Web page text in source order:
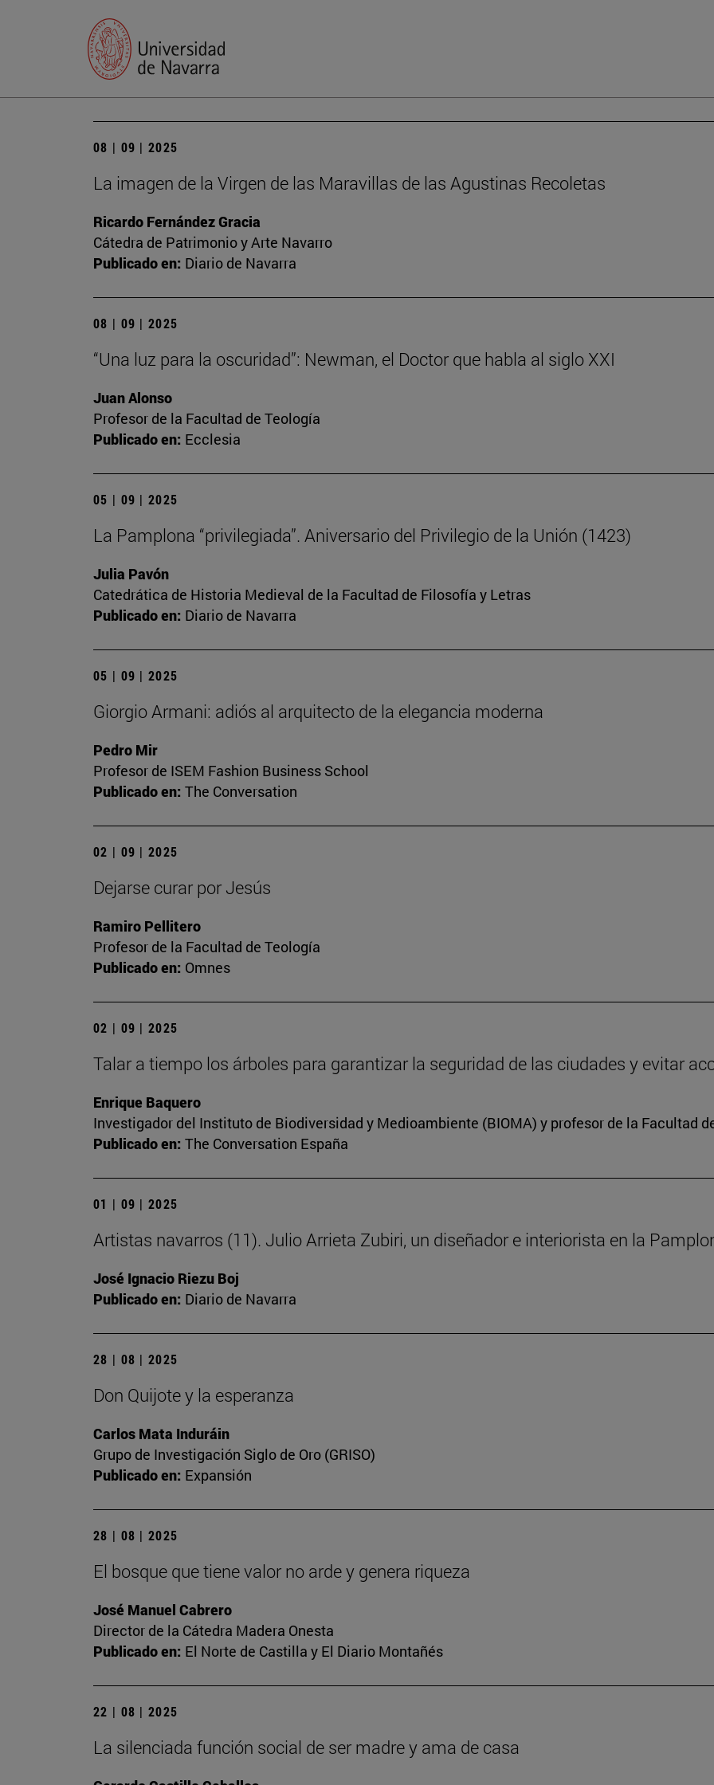
08 | 09 | 2025
La imagen de la Virgen de las Maravillas de las Agustinas Recoletas
Ricardo Fernández Gracia
Cátedra de Patrimonio y Arte Navarro
Publicado en: Diario de Navarra
08 | 09 | 2025
“Una luz para la oscuridad”: Newman, el Doctor que habla al siglo XXI
Juan Alonso
Profesor de la Facultad de Teología
Publicado en: Ecclesia
05 | 09 | 2025
La Pamplona “privilegiada”. Aniversario del Privilegio de la Unión (1423)
Julia Pavón
Catedrática de Historia Medieval de la Facultad de Filosofía y Letras
Publicado en: Diario de Navarra
05 | 09 | 2025
Giorgio Armani: adiós al arquitecto de la elegancia moderna
Pedro Mir
Profesor de ISEM Fashion Business School
Publicado en: The Conversation
02 | 09 | 2025
Dejarse curar por Jesús
Ramiro Pellitero
Profesor de la Facultad de Teología
Publicado en: Omnes
02 | 09 | 2025
Talar a tiempo los árboles para garantizar la seguridad de las ciudades y evitar
Enrique Baquero
Investigador del Instituto de Biodiversidad y Medioambiente (BIOMA) y profesor de la Facultad
Publicado en: The Conversation España
01 | 09 | 2025
Artistas navarros (11). Julio Arrieta Zubiri, un diseñador e interiorista en la
José Ignacio Riezu Boj
Publicado en: Diario de Navarra
28 | 08 | 2025
Don Quijote y la esperanza
Carlos Mata Induráin
Grupo de Investigación Siglo de Oro (GRISO)
Publicado en: Expansión
28 | 08 | 2025
El bosque que tiene valor no arde y genera riqueza
José Manuel Cabrero
Director de la Cátedra Madera Onesta
Publicado en: El Norte de Castilla y El Diario Montañés
22 | 08 | 2025
La silenciada función social de ser madre y ama de casa